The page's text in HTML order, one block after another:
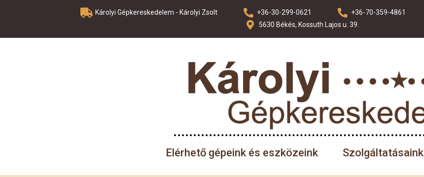
Károlyi Gépkereskedelem - Károlyi Zsolt +36-30-299-0621 +36-70-359-4861
5630 Békés, Kossuth Lajos u. 39.
Elérhető gépeink és eszközeink Szolgáltatásaink